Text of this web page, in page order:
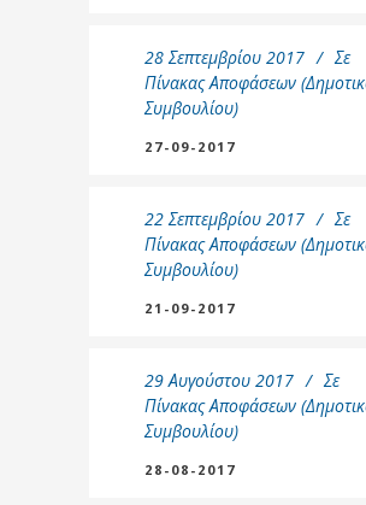
28 Σεπτεμβρίου 2017
Σε
Πίνακας Αποφάσεων
Συμβουλίου)
27-09-2017
22 Σεπτεμβρίου 2017
Σε
Πίνακας Αποφάσεων
Συμβουλίου)
21-09-2017
29 Αυγούστου 2017
Σε
Πίνακας Αποφάσεων
Συμβουλίου)
28-08-2017